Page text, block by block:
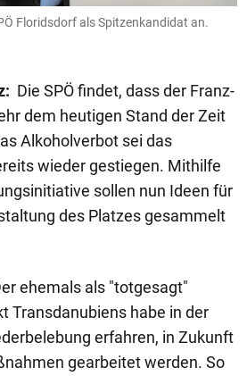
Floridsdorf als Spitzenkandidat an.
Die SPÖ findet, dass der Franz-
dem heutigen Stand der Zeit
Alkoholverbot sei das
wieder gestiegen. Mithilfe
sollen nun Ideen für
des Platzes gesammelt
ehemals als "totgesagt"
Transdanubiens habe in der
erfahren, in Zukunft
gearbeitet werden. So